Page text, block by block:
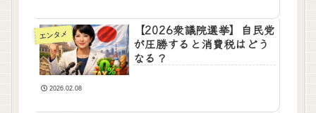
エンタメ
【2026衆議院選挙】自民党
が圧勝すると消費税はどう
なる？
2026.02.08